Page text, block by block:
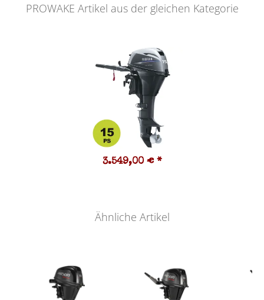
PROWAKE Artikel aus der gleichen Kategorie
3.549,00 € *
Ähnliche Artikel